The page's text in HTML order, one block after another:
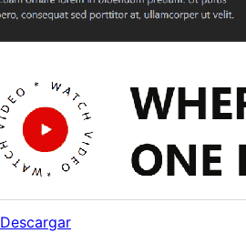
Descargar